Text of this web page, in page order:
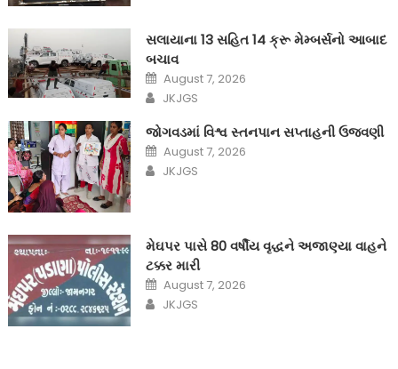
સલાયાના 13 સહિત 14 ક્રૂ મેમ્બર્સનો આબાદ
બચાવ‎
Posted
on
August 7, 2026
Author
JKJGS
જોગવડમાં વિશ્વ સ્તનપાન સપ્તાહની ઉજવણી
Posted
on
August 7, 2026
Author
JKJGS
મેઘપર પાસે 80 વર્ષીય વૃદ્ધને અજાણ્યા વાહને
ટક્કર મારી
Posted
on
August 7, 2026
Author
JKJGS